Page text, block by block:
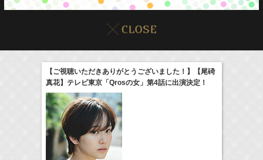
本日の出演情報8/9(Sun) イベント販売情報
6:35-7:00
(TV) NHK俳句 庄司浩平
(TV) ポケモンとどこいく！？
8:00-8:24
09:54-
(TV サンデー・ジャポン
【ご視聴いただきありがとうございました！】【尾碕
真花】テレビ東京「Qrosの女」第4話に出演決定！